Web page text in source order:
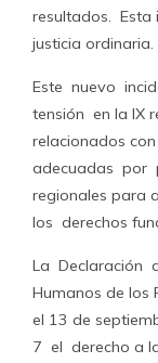
resultados. Esta
justicia ordinaria.
Este nuevo
tensión en la IX
relacionados
adecuadas por
regionales para
los derechos
La Declaración
Humanos de
el 13 de
7 el derecho a